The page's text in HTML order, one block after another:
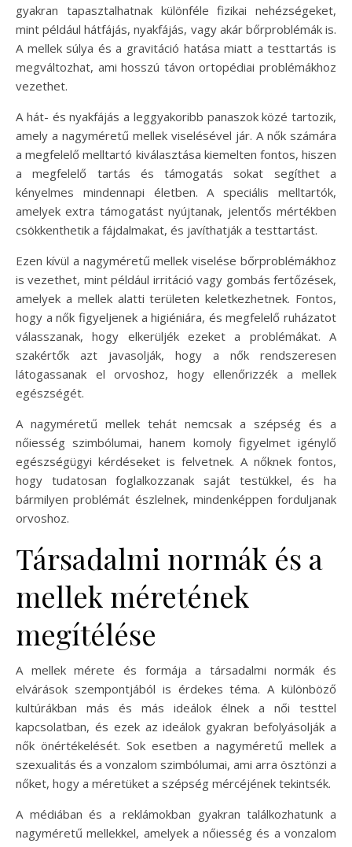
gyakran tapasztalhatnak különféle fizikai nehézségeket,
mint például hátfájás, nyakfájás, vagy akár bőrproblémák is.
A mellek súlya és a gravitáció hatása miatt a testtartás is
megváltozhat, ami hosszú távon ortopédiai problémákhoz
vezethet.
A hát- és nyakfájás a leggyakoribb panaszok közé tartozik,
amely a nagyméretű mellek viselésével jár. A nők számára
a megfelelő melltartó kiválasztása kiemelten fontos, hiszen
a megfelelő tartás és támogatás sokat segíthet a
kényelmes mindennapi életben. A speciális melltartók,
amelyek extra támogatást nyújtanak, jelentős mértékben
csökkenthetik a fájdalmakat, és javíthatják a testtartást.
Ezen kívül a nagyméretű mellek viselése bőrproblémákhoz
is vezethet, mint például irritáció vagy gombás fertőzések,
amelyek a mellek alatti területen keletkezhetnek. Fontos,
hogy a nők figyeljenek a higiéniára, és megfelelő ruházatot
válasszanak, hogy elkerüljék ezeket a problémákat. A
szakértők azt javasolják, hogy a nők rendszeresen
látogassanak el orvoshoz, hogy ellenőrizzék a mellek
egészségét.
A nagyméretű mellek tehát nemcsak a szépség és a
nőiesség szimbólumai, hanem komoly figyelmet igénylő
egészségügyi kérdéseket is felvetnek. A nőknek fontos,
hogy tudatosan foglalkozzanak saját testükkel, és ha
bármilyen problémát észlelnek, mindenképpen forduljanak
orvoshoz.
Társadalmi normák és a
mellek méretének
megítélése
A mellek mérete és formája a társadalmi normák és
elvárások szempontjából is érdekes téma. A különböző
kultúrákban más és más ideálok élnek a női testtel
kapcsolatban, és ezek az ideálok gyakran befolyásolják a
nők önértékelését. Sok esetben a nagyméretű mellek a
szexualitás és a vonzalom szimbólumai, ami arra ösztönzi a
nőket, hogy a méretüket a szépség mércéjének tekintsék.
A médiában és a reklámokban gyakran találkozhatunk a
nagyméretű mellekkel, amelyek a nőiesség és a vonzalom